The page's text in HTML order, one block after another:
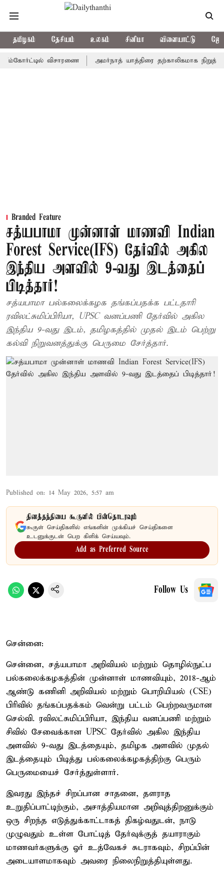
தமிழகம் தேசியம் உலகம் சினிமா விளையாட்டு
விசாரணை அமர்நாத் யாத்திரை தற்காலிகமாக நிறுத்தம்
Branded Feature
சத்யபாமா முன்னாள் மாணவி Indian
Forest Service(IFS) தேர்வில் அகில
இந்திய அளவில் 9-வது இடத்தைப்
பிடித்தார்!
சத்யபாமா பல்கலைக்கழக தங்கப்பதக்க பட்டதாரி
ரவிலட்சுமிப்பிரியா, UPSC வனப்பணி தேர்வில் அகில
இந்திய 9-வது இடம், தமிழகத்தில் முதல் இடம் பெற்று
கல்வி நிறுவனத்துக்கு பெருமை சேர்த்தார்.
Published on: 14 May 2026, 5:57 am
தினத்தந்தியை கூகுளில் பின்தொடரவும்
கூகுள் செய்திகளில் எங்களின் முக்கியச் செய்திகளை
உடனுக்குடன் பெற கிளிக் செய்யவும்.
Add as Preferred Source
Follow Us
சென்னை:
சென்னை, சத்யபாமா அறிவியல் மற்றும் தொழில்நுட்ப
பல்கலைக்கழகத்தின் முன்னாள் மாணவியும், 2018-ஆம்
ஆண்டு கணினி அறிவியல் மற்றும் பொறியியல் (CSE)
பிரிவில் தங்கப்பதக்கம் வென்று பட்டம் பெற்றவருமான
செல்வி. ரவிலட்சுமிப்பிரியா, இந்திய வனப்பணி மற்றும்
சிவில் சேவைக்கான UPSC தேர்வில் அகில இந்திய
அளவில் 9-வது இடத்தையும், தமிழக அளவில் முதல்
இடத்தையும் பிடித்து பல்கலைக்கழகத்திற்கு பெரும்
பெருமையைச் சேர்த்துள்ளார்.
இவரது இந்தச் சிறப்பான சாதனை, தளராத
உறுதிப்பாட்டிற்கும், அசாத்தியமான அறிவுத்திறனுக்கும்
ஒரு சிறந்த எடுத்துக்காட்டாகத் திகழ்வதுடன், நாடு
முழுவதும் உள்ள போட்டித் தேர்வுக்குத் தயாராகும்
மாணவர்களுக்கு ஓர் உத்வேகச் சுடராகவும், சிறப்பின்
அடையாளமாகவும் அவரை நிலைநிறுத்தியுள்ளது.